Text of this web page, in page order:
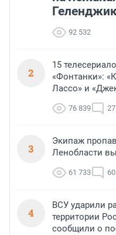
92 532
2
15
«Фонтанки»:
Лассо» и
76 839 27
3
Экипаж
Ленобласти
61 733 60
4
ВСУ ударили
территории
сообщили о